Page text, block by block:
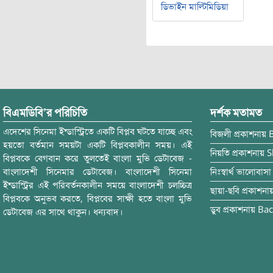
ডিভাইন মাল্টিমিডিয়া
বিএমডিবি’র পরিচিতি
এদেশের সিনেমা ইন্ডাস্ট্রিতে একটি বিপ্লব ঘটতে যাচ্ছে এবং
হয়তো বর্তমান সময়টা একটি বিপ্লবকালীন সময়। এই
বিপ্লবকে বেগবান করে তুলতেই বাংলা মুভি ডেটাবেজ -
বাংলাদেশী সিনেমার ডেটাবেজ। বাংলাদেশী সিনেমা
ইন্ডাস্ট্রির এই পরিবর্তনকালীন সময়ে বাংলাদেশী চলচ্চিত্র
বিপ্লবকে অনুভব করতে, বিপ্লবের সাক্ষী হতে বাংলা মুভি
ডেটাবেজ এর সাথে থাকুন। ধন্যবাদ।
দর্শক মতামত
বিজলী প্রকাশনায়
নিয়তি প্রকাশনায়
নিঃস্বার্থ ভালোবাসা
ছায়া-ছবি
ডুব প্রকাশনায়